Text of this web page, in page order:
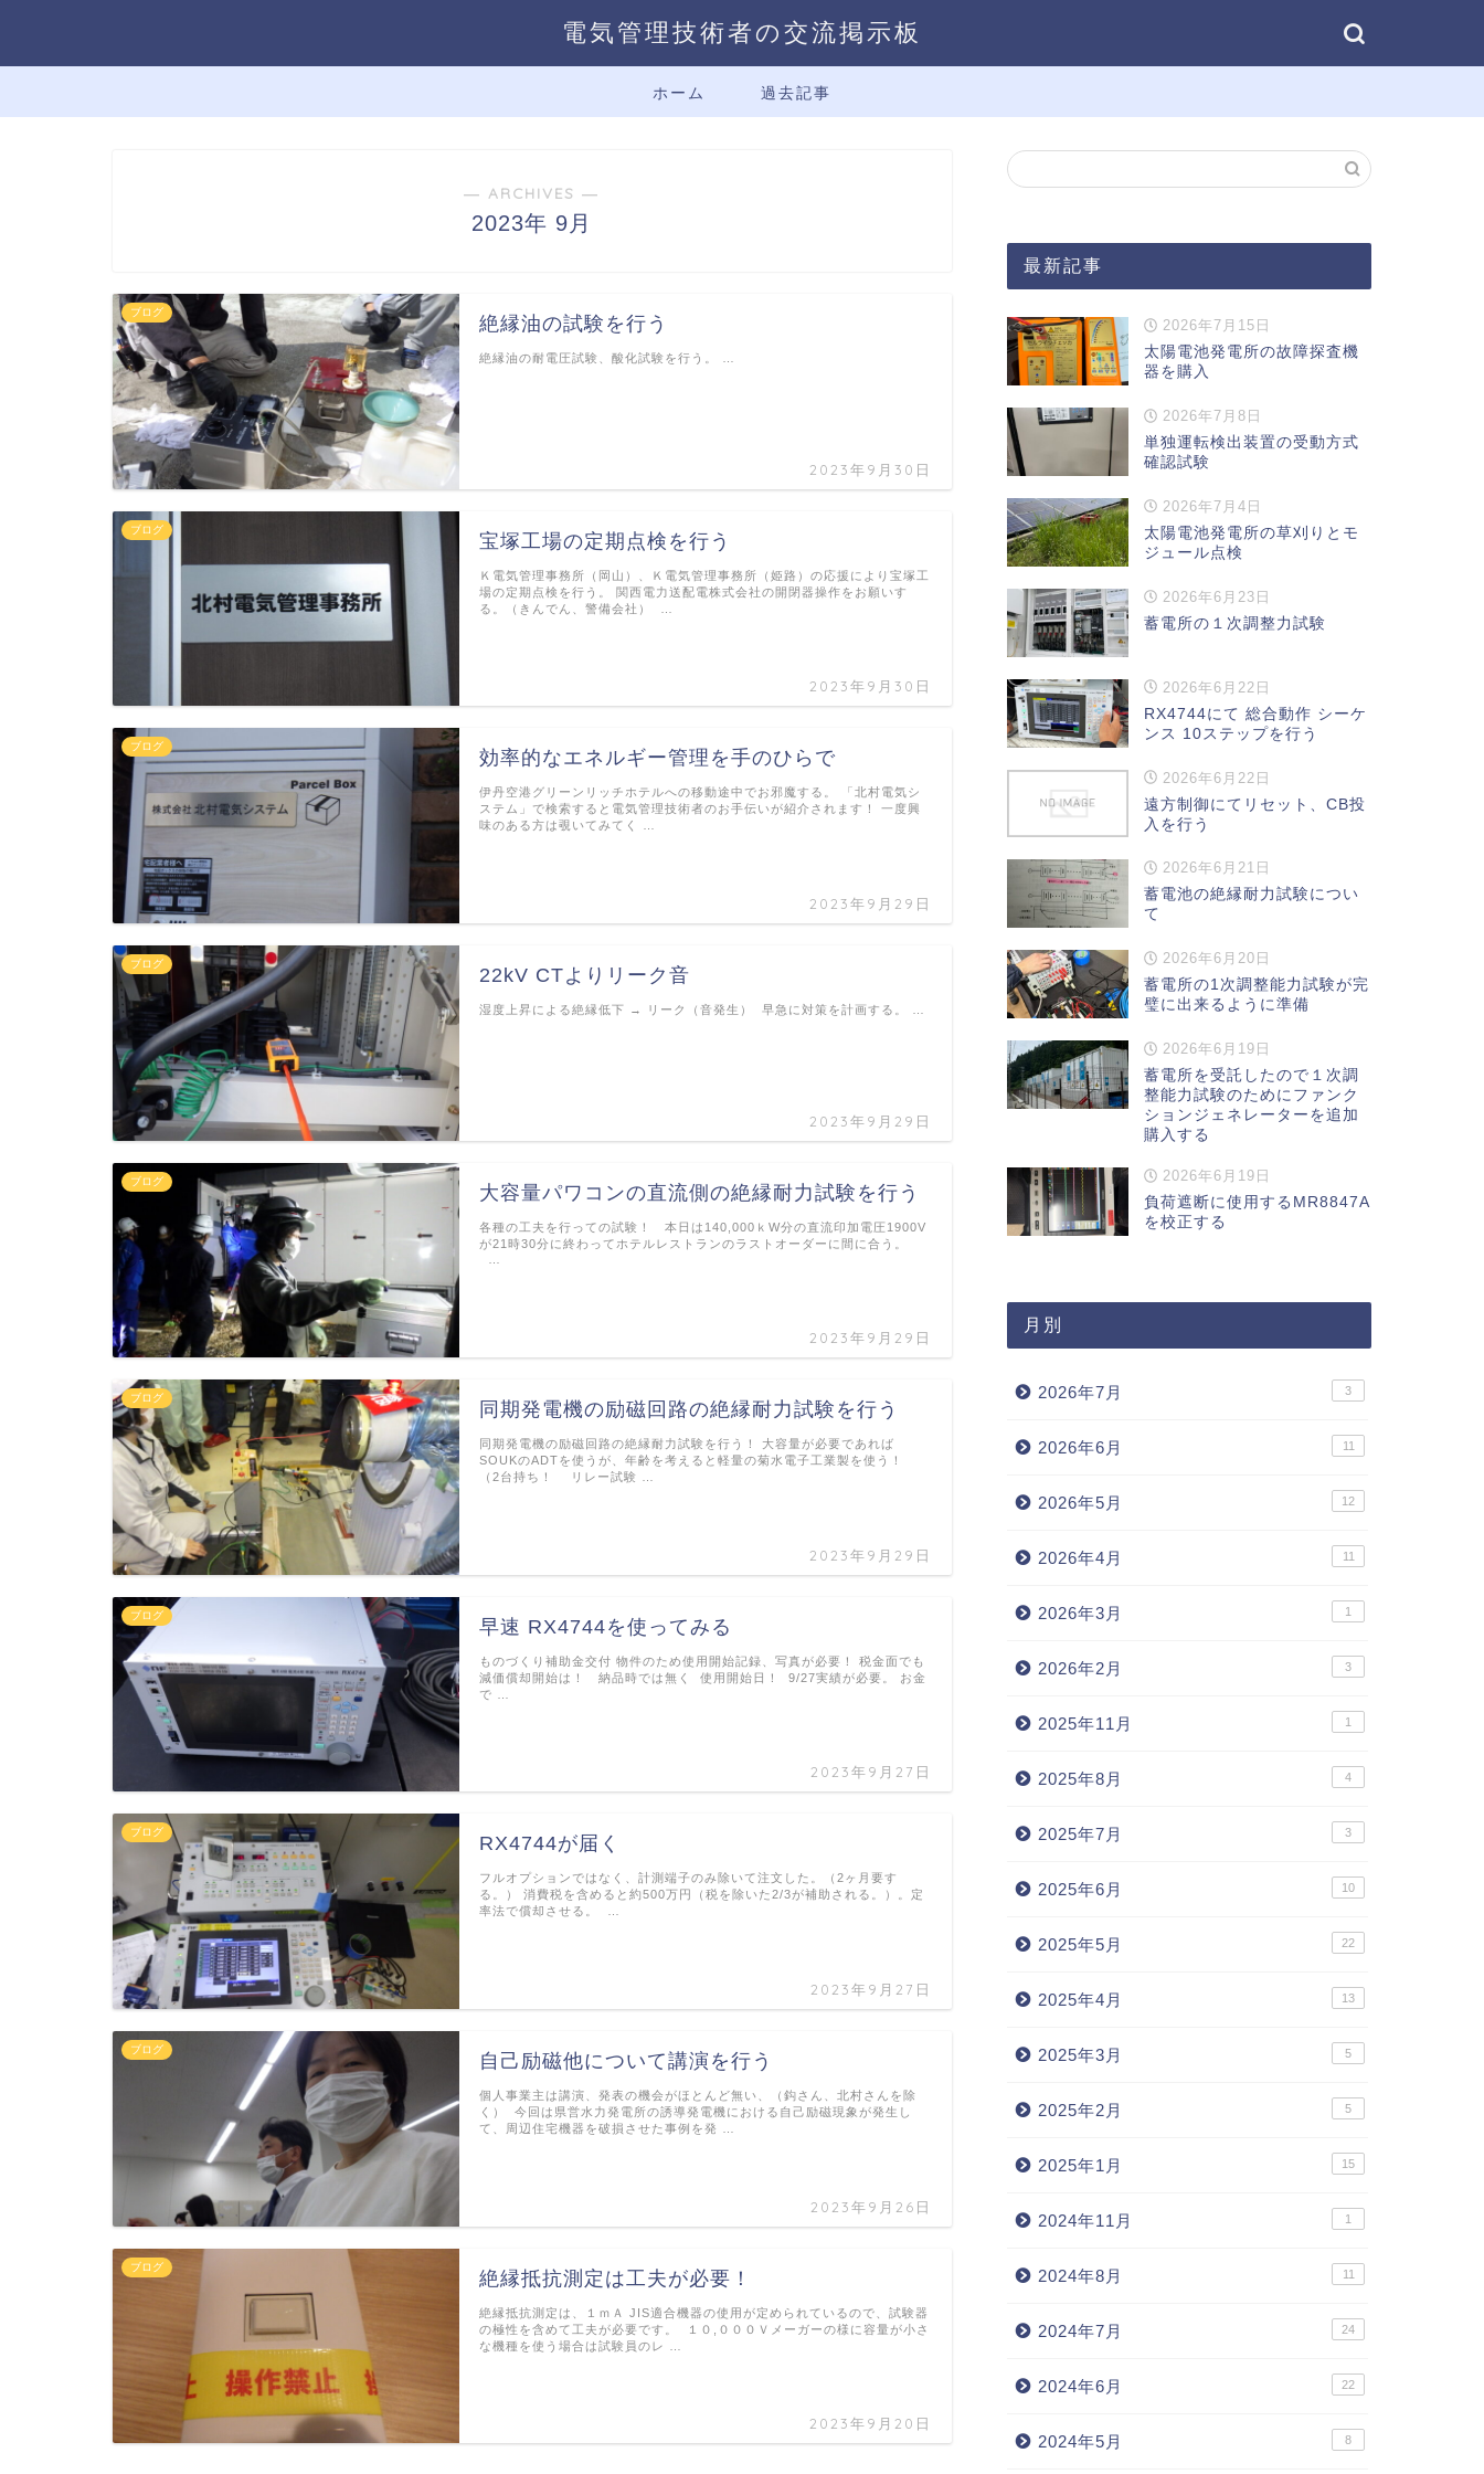
電気管理技術者の交流掲示板
ホーム 過去記事
― ARCHIVES ―
2023年 9月
ブログ
絶縁油の試験を行う
2023年9月30日
絶縁油の耐電圧試験、酸化試験を行う。 …
ブログ
宝塚工場の定期点検を行う
2023年9月30日
Ｋ電気管理事務所（岡山）、Ｋ電気管理事務所（姫路）の応援により宝塚工
場の定期点検を行う。 関西電力送配電株式会社の開閉器操作をお願いす
る。（きんでん、警備会社） …
ブログ
効率的なエネルギー管理を手のひらで
2023年9月29日
伊丹空港グリーンリッチホテルへの移動途中でお邪魔する。 「北村電気シ
ステム」で検索すると電気管理技術者のお手伝いが紹介されます！ 一度興
味のある方は覗いてみてく …
ブログ
22kV CTよりリーク音
2023年9月29日
湿度上昇による絶縁低下 → リーク（音発生） 早急に対策を計画する。 …
ブログ
大容量パワコンの直流側の絶縁耐力試験を行う
2023年9月29日
各種の工夫を行っての試験！ 本日は140,000ｋW分の直流印加電圧1900V
が21時30分に終わってホテルレストランのラストオーダーに間に合う。
ブログ
同期発電機の励磁回路の絶縁耐力試験を行う
2023年9月29日
同期発電機の励磁回路の絶縁耐力試験を行う！ 大容量が必要であれば
SOUKのADTを使うが、年齢を考えると軽量の菊水電子工業製を使う！
（2台持ち！ リレー試験 …
ブログ
早速 RX4744を使ってみる
2023年9月27日
ものづくり補助金交付 物件のため使用開始記録、写真が必要！ 税金面でも
減価償却開始は！ 納品時では無く 使用開始日！ 9/27実績が必要。 お金
で …
ブログ
RX4744が届く
2023年9月27日
フルオプションではなく、計測端子のみ除いて注文した。（2ヶ月要す
る。） 消費税を含めると約500万円（税を除いた2/3が補助される。）。定
率法で償却させる。 …
ブログ
自己励磁他について講演を行う
2023年9月26日
個人事業主は講演、発表の機会がほとんど無い、（鈎さん、北村さんを除
く） 今回は県営水力発電所の誘導発電機における自己励磁現象が発生し
て、周辺住宅機器を破損させた事例を発 …
ブログ
絶縁抵抗測定は工夫が必要！
2023年9月20日
絶縁抵抗測定は、１ｍＡ JIS適合機器の使用が定められているので、試験器
の極性を含めて工夫が必要です。 １０,０００Ｖメーガーの様に容量が小さ
な機種を使う場合は試験員のレ …
最新記事
2026年7月15日
太陽電池発電所の故障探査機
器を購入
2026年7月8日
単独運転検出装置の受動方式
確認試験
2026年7月4日
太陽電池発電所の草刈りとモ
ジュール点検
2026年6月23日
蓄電所の１次調整力試験
2026年6月22日
RX4744にて 総合動作 シーケ
ンス 10ステップを行う
2026年6月22日
遠方制御にてリセット、CB投
入を行う
2026年6月21日
蓄電池の絶縁耐力試験につい
て
2026年6月20日
蓄電所の1次調整能力試験が完
璧に出来るように準備
2026年6月19日
蓄電所を受託したので１次調
整能力試験のためにファンク
ションジェネレーターを追加
購入する
2026年6月19日
負荷遮断に使用するMR8847A
を校正する
月別
2026年7月 3
2026年6月 11
2026年5月 12
2026年4月 11
2026年3月 1
2026年2月 3
2025年11月 1
2025年8月 4
2025年7月 3
2025年6月 10
2025年5月 22
2025年4月 13
2025年3月 5
2025年2月 5
2025年1月 15
2024年11月 1
2024年8月 11
2024年7月 24
2024年6月 22
2024年5月 8